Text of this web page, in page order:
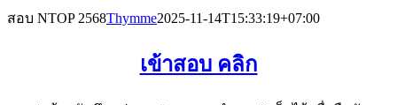
Skip
สอบ NTOP 2568Thymme2025-11-14T15:33:19+07:00
เข้าสอบ คลิก